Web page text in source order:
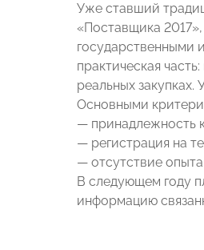
Уже ставший
«Поставщика
государственными
практическая
реальных закупках.
Основными
— принадлежность
— регистрация на
— отсутствие опыта
В следующем году
информацию